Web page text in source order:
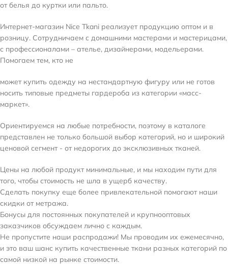
от белья до куртки или пальто.
Интернет-магазин Nice Tkani реализует продукцию оптом и в
розницу. Сотрудничаем с домашними мастерами и мастерицами,
с профессионалами – ателье, дизайнерами, модельерами.
Помогаем тем, кто не
может купить одежду на нестандартную фигуру или не готов
носить типовые предметы гардероба из категории «масс-
маркет».
Ориентируемся на любые потребности, поэтому в каталоге
представлен не только большой выбор категорий, но и широкий
ценовой сегмент - от недорогих до эксклюзивных тканей.
Цены на любой продукт минимальные, и мы находим пути для
того, чтобы стоимость не шла в ущерб качеству.
Сделать покупку еще более привлекательной помогают наши
скидки от метража.
Бонусы для постоянных покупателей и крупнооптовых
заказчиков обсуждаем лично с каждым.
Не пропустите наши распродажи! Мы проводим их ежемесячно,
и это ваш шанс купить качественные ткани разных категорий по
самой низкой на рынке стоимости.